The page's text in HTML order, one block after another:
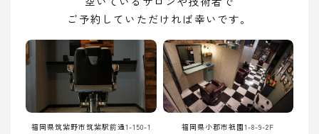
ご予約していただければ幸いです。
福岡県筑紫野市筑紫駅前通1-150-1 福岡県小郡市祇園1-8-9-2F